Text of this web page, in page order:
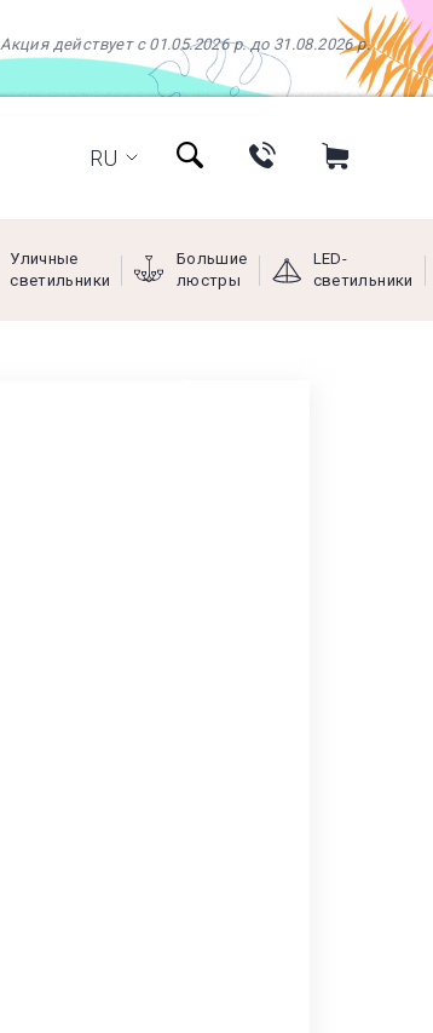
Акция действует с 01.05.2026 р. до 31.08.2026 р.
RU
Уличные
светильники
Большие
люстры
LED-
светильники